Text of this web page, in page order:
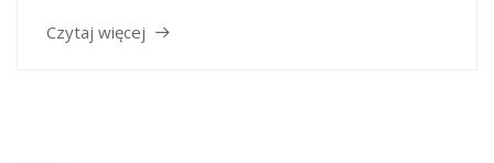
Czytaj więcej